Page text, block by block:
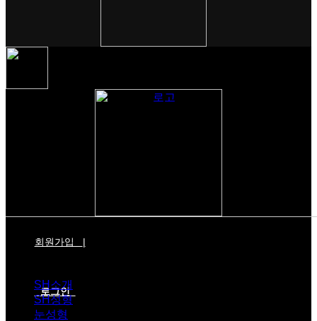
회원가입 |
로그인
SH소개
SH성형
눈성형